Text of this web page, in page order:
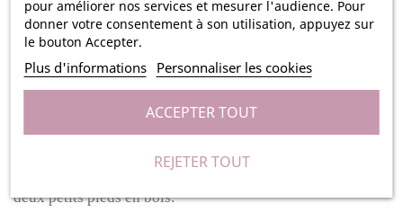
pour améliorer nos services et mesurer l'audience. Pour
donner votre consentement à son utilisation, appuyez sur
le bouton Accepter.
Plus d'informations Personnaliser les cookies
REJETER TOUT
ACCEPTER TOUT
adorable décoration en bois colorée est entièrement
personnalisable avec le texte de votre choix.
Ce cadre photo en bois vous permettra de partager vos
jolis souvenirs en famille ou entre amis, et permettra
également d'ajouter une jolie touche de décoration à votre
Posé sur un meuble, il apportera un esprit naturel
par 15 cm, que vous pourrez faire tenir grâce à une petite
deux petits pieds en bois.